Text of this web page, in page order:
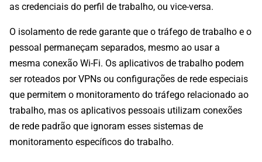
as credenciais do perfil de trabalho, ou vice-versa.
O isolamento de rede garante que o tráfego de trabalho e o
pessoal permaneçam separados, mesmo ao usar a
mesma conexão Wi-Fi. Os aplicativos de trabalho podem
ser roteados por VPNs ou configurações de rede especiais
que permitem o monitoramento do tráfego relacionado ao
trabalho, mas os aplicativos pessoais utilizam conexões
de rede padrão que ignoram esses sistemas de
monitoramento específicos do trabalho.